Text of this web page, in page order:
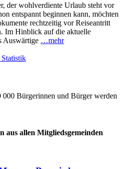
der wohlverdiente Urlaub steht vor
entspannt beginnen kann, möchten
rechtzeitig vor Reiseantritt
Im Hinblick auf die aktuelle
Auswärtige …mehr
000 Bürgerinnen und Bürger werden
aus allen Mitgliedsgemeinden